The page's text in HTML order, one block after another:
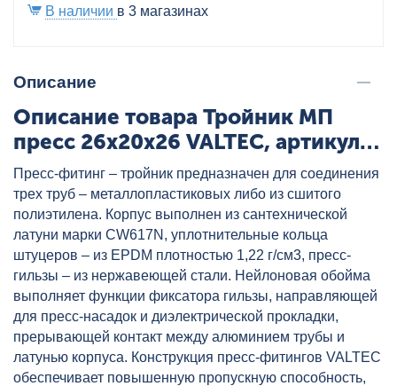
В наличии в 3 магазинах
Описание
Описание товара Тройник МП
пресс 26x20x26 VALTEC, артикул:
VTm.231.N.262026
Пресс-фитинг – тройник предназначен для соединения
трех труб – металлопластиковых либо из сшитого
полиэтилена. Корпус выполнен из сантехнической
латуни марки CW617N, уплотнительные кольца
штуцеров – из EPDM плотностью 1,22 г/см3, пресс-
гильзы – из нержавеющей стали. Нейлоновая обойма
выполняет функции фиксатора гильзы, направляющей
для пресс-насадок и диэлектрической прокладки,
прерывающей контакт между алюминием трубы и
латунью корпуса. Конструкция пресс-фитингов VALTEC
обеспечивает повышенную пропускную способность,